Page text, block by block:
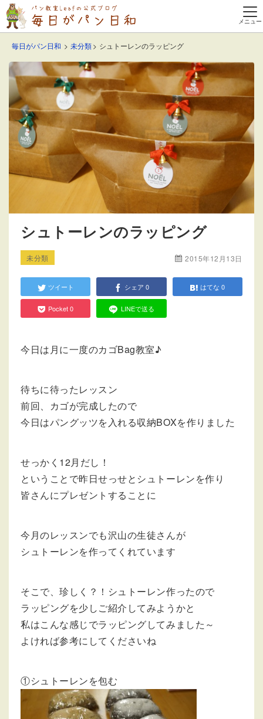
毎日がパン日和 未分類 シュトーレンのラッピング
シュトーレンのラッピング
未分類 2015年12月13日
ツイート シェア 0 はてな 0
Pocket0 LINEで送る
今日は月に一度のカゴBag教室♪
待ちに待ったレッスン
前回、カゴが完成したので
今日はパングッツを入れる収納BOXを作りました
せっかく12月だし！
ということで昨日せっせとシュトーレンを作り
皆さんにプレゼントすることに
今月のレッスンでも沢山の生徒さんが
シュトーレンを作ってくれています
そこで、珍しく？！シュトーレン作ったので
ラッピングを少しご紹介してみようかと
私はこんな感じでラッピングしてみました～
よければ参考にしてくださいね
①シュトーレンを包む